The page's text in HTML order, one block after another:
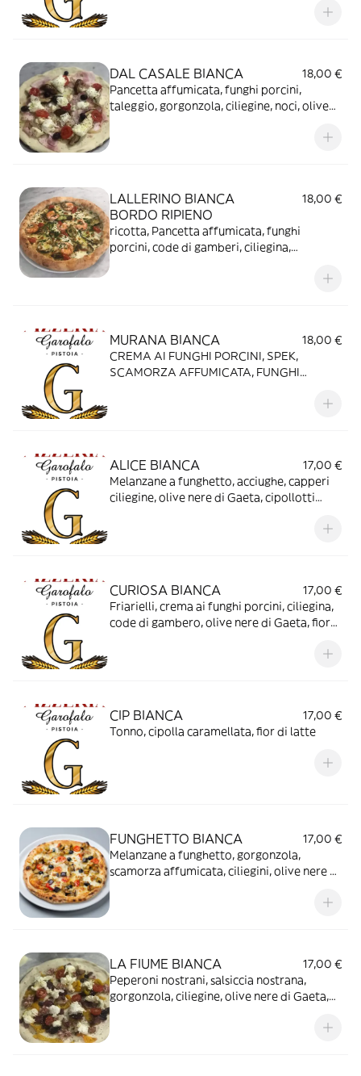
DAL CASALE BIANCA
18,00 €
Pancetta affumicata, funghi porcini,
taleggio, gorgonzola, ciliegine, noci, olive
LALLERINO BIANCA
BORDO RIPIENO
18,00 €
ricotta, Pancetta affumicata, funghi
porcini, code di gamberi, ciliegina,
MURANA BIANCA
18,00 €
CREMA AI FUNGHI PORCINI, SPEK,
SCAMORZA AFFUMICATA, FUNGHI
ALICE BIANCA
17,00 €
Melanzane a funghetto, acciughe, capperi
ciliegine, olive nere di Gaeta, cipollotti
CURIOSA BIANCA
17,00 €
Friarielli, crema ai funghi porcini, ciliegina,
code di gambero, olive nere di Gaeta, fior
CIP BIANCA
17,00 €
Tonno, cipolla caramellata, fior di latte
FUNGHETTO BIANCA
17,00 €
Melanzane a funghetto, gorgonzola,
scamorza affumicata, ciliegini, olive nere di
LA FIUME BIANCA
17,00 €
Peperoni nostrani, salsiccia nostrana,
gorgonzola, ciliegine, olive nere di Gaeta,